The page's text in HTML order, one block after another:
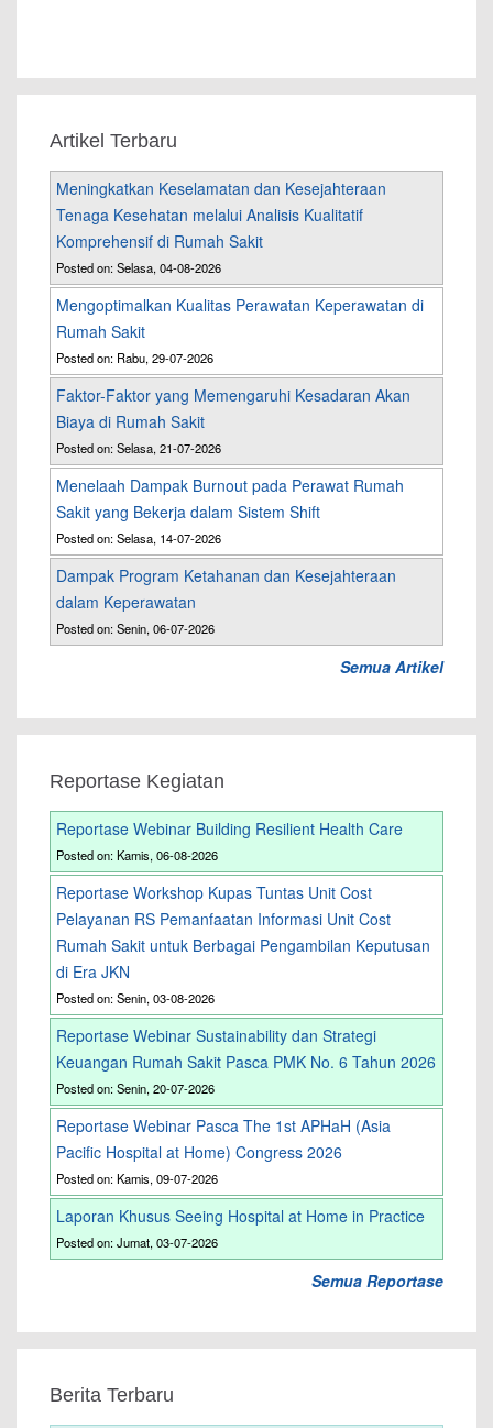
Artikel Terbaru
Meningkatkan Keselamatan dan Kesejahteraan
Tenaga Kesehatan melalui Analisis Kualitatif
Komprehensif di Rumah Sakit
Posted on: Selasa, 04-08-2026
Mengoptimalkan Kualitas Perawatan Keperawatan di
Rumah Sakit
Posted on: Rabu, 29-07-2026
Faktor-Faktor yang Memengaruhi Kesadaran Akan
Biaya di Rumah Sakit
Posted on: Selasa, 21-07-2026
Menelaah Dampak Burnout pada Perawat Rumah
Sakit yang Bekerja dalam Sistem Shift
Posted on: Selasa, 14-07-2026
Dampak Program Ketahanan dan Kesejahteraan
dalam Keperawatan
Posted on: Senin, 06-07-2026
Semua Artikel
Reportase Kegiatan
Reportase Webinar Building Resilient Health Care
Posted on: Kamis, 06-08-2026
Reportase Workshop Kupas Tuntas Unit Cost
Pelayanan RS Pemanfaatan Informasi Unit Cost
Rumah Sakit untuk Berbagai Pengambilan Keputusan
di Era JKN
Posted on: Senin, 03-08-2026
Reportase Webinar Sustainability dan Strategi
Keuangan Rumah Sakit Pasca PMK No. 6 Tahun 2026
Posted on: Senin, 20-07-2026
Reportase Webinar Pasca The 1st APHaH (Asia
Pacific Hospital at Home) Congress 2026
Posted on: Kamis, 09-07-2026
Laporan Khusus Seeing Hospital at Home in Practice
Posted on: Jumat, 03-07-2026
Semua Reportase
Berita Terbaru